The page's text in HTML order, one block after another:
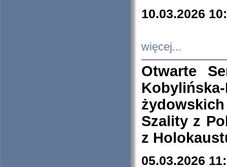
10.03.2026
więcej...
Otwarte
Szality z
z
05.03.2026